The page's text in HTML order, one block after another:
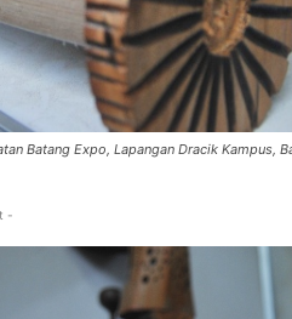
Batang Expo, Lapangan Dracik Kampus,
-